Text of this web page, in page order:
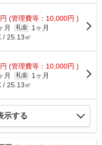
円 (管理費等：10,000円 )
月 礼金
1ヶ月
/ 25.13㎡
円 (管理費等：10,000円 )
月 礼金
1ヶ月
/ 25.13㎡
示する